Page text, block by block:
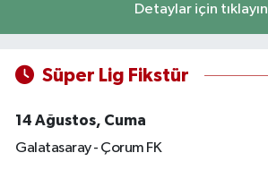
Detaylar için tıklayın
Süper Lig Fikstür
14 Ağustos, Cuma
Galatasaray - Çorum FK